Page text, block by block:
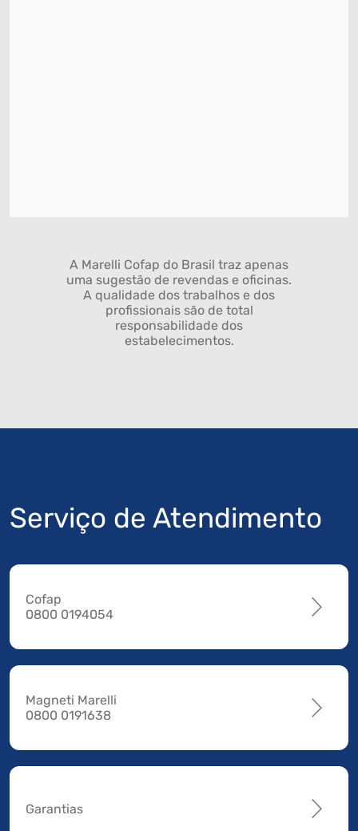
A Marelli Cofap do Brasil traz apenas
uma sugestão de revendas e oficinas.
A qualidade dos trabalhos e dos
profissionais são de total
responsabilidade dos
estabelecimentos.
Serviço de Atendimento
Cofap
0800 0194054
Magneti Marelli
0800 0191638
Garantias